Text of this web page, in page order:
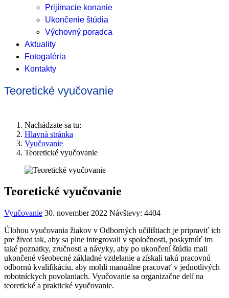
Prijímacie konanie
Ukončenie štúdia
Výchovný poradca
Aktuality
Fotogaléria
Kontakty
Teoretické vyučovanie
Nachádzate sa tu:
Hlavná stránka
Vyučovanie
Teoretické vyučovanie
Teoretické vyučovanie
Vyučovanie 30. november 2022 Návštevy: 4404
Úlohou vyučovania žiakov v Odborných učilištiach je pripraviť ich
pre život tak, aby sa plne integrovali v spoločnosti, poskytnúť im
také poznatky, zručnosti a návyky, aby po ukončení štúdia mali
ukončené všeobecné základné vzdelanie a získali takú pracovnú
odbornú kvalifikáciu, aby mohli manuálne pracovať v jednotlivých
robotníckych povolaniach. Vyučovanie sa organizačne delí na
teoretické a praktické vyučovanie.